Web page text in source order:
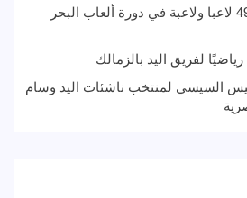
إيطاليا تعلن مشاركة 498 لاعبا ولاعبة في دورة ألعاب البحر
لفريق اليد بالزمالك
السيسي لمنتخب ناشئات اليد وسام